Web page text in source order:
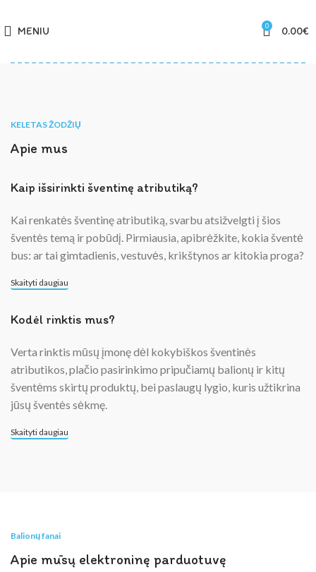
MENIU 0 0.00€
KELETAS ŽODŽIŲ
Apie mus
Kaip išsirinkti šventinę atributiką?
Kai renkatės šventinę atributiką, svarbu atsižvelgti į šios
šventės temą ir pobūdį. Pirmiausia, apibrėžkite, kokia šventė
bus: ar tai gimtadienis, vestuvės, krikštynos ar kitokia proga?
Skaityti daugiau
Kodėl rinktis mus?
Verta rinktis mūsų įmonę dėl kokybiškos šventinės
atributikos, plačio pasirinkimo pripučiamų balionų ir kitų
šventėms skirtų produktų, bei paslaugų lygio, kuris užtikrina
jūsų šventės sėkmę.
Skaityti daugiau
Balionų fanai
Apie mūsų elektroninę parduotuvę